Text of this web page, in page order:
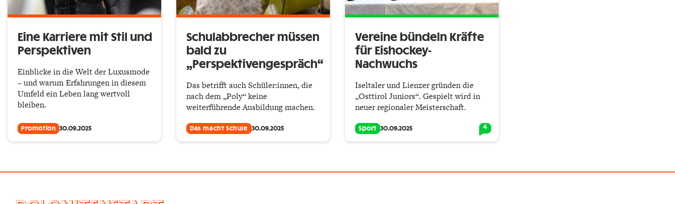
Eine Karriere mit Stil und
Perspektiven
Einblicke in die Welt der Luxusmode
– und warum Erfahrungen in diesem
Umfeld ein Leben lang wertvoll
bleiben.
Promotion 30.09.2025
Schulabbrecher müssen
bald zu
„Perspektivengespräch“
Das betrifft auch Schüler:innen, die
nach dem „Poly“ keine
weiterführende Ausbildung machen.
Das macht Schule 30.09.2025
Vereine bündeln Kräfte
für Eishockey-
Nachwuchs
Iseltaler und Lienzer gründen die
„Osttirol Juniors“. Gespielt wird in
neuer regionaler Meisterschaft.
Sport 30.09.2025 4